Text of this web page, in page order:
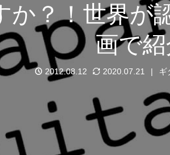
か？！世界が
画で紹
2012.08.12 2020.07.21 ギ